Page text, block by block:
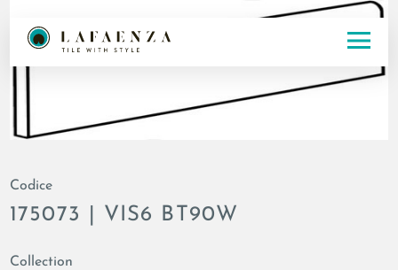
Codice
175073 | VIS6 BT90W
Collection